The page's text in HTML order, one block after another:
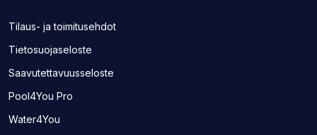
Tilaus- ja toimitusehdot
Tietosuojaseloste
Saavutettavuusseloste
Pool4You Pro
Water4You
sivuston
uudelle
välilehdelle)
sivuston
välilehdelle)
sivuston
välilehdelle)
sivuston